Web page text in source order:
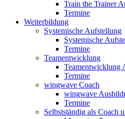
Train the Trainer
Termine
Weiterbildung
Systemische Aufstellung
Systemische
Termine
Teamentwicklung
Teamentwicklung
Termine
wingwave Coach
wingwave
Termine
Selbstständig als Coach